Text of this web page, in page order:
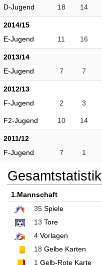
D-Jugend
18 14
2014/15
E-Jugend
11 16
2013/14
E-Jugend
7 7
2012/13
F-Jugend
2 3
F2-Jugend 10 14
2011/12
F-Jugend
7 1
Gesamtstatistik
1.Mannschaft
35 Spiele
13 Tore
4 Vorlagen
18 Gelbe Karten
1 Gelb-Rote Karte